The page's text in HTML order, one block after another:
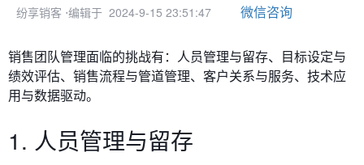
纷享销客 ⋅编辑于 2024-9-15 23:51:47 微信咨询
销售团队管理面临的挑战有：人员管理与留存、目标设定与
绩效评估、销售流程与管道管理、客户关系与服务、技术应
用与数据驱动。
1. 人员管理与留存